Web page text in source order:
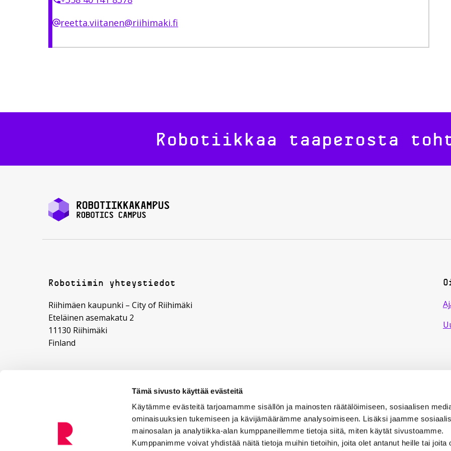
Tämä sivusto käyttää evästeitä
Käytämme evästeitä tarjoamamme sisällön ja mainosten räätälöimiseen, sosiaalisen
ominaisuuksien tukemiseen ja kävijämäärämme analysoimiseen. Lisäksi jaamme
mainosalan ja analytiikka-alan kumppaneillemme tietoja siitä, miten käytät sivustoamme.
Kumppanimme voivat yhdistää näitä tietoja muihin tietoihin, joita olet antanut heille tai joita
reetta.viitanen@riihimaki.fi
Robotiikkaa taaperosta
Robotiimin yhteystiedot
Riihimäen kaupunki – City of Riihimäki
Eteläinen asemakatu 2
11130 Riihimäki
Finland
etunimi.sukunimi (@) riihimaki.fi